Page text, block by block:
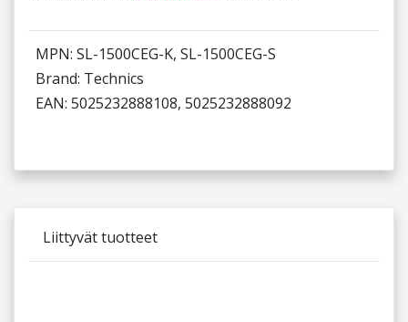
MPN: SL-1500CEG-K, SL-1500CEG-S
Brand: Technics
EAN: 5025232888108, 5025232888092
Liittyvät tuotteet